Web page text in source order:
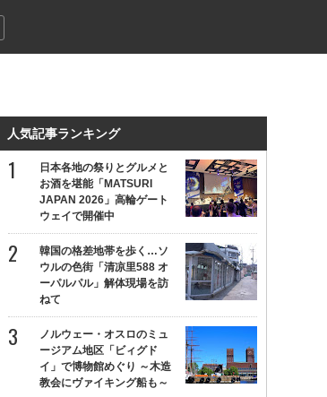
人気記事ランキング
日本各地の祭りとグルメと
お酒を堪能「MATSURI
JAPAN 2026」高輪ゲート
ウェイで開催中
韓国の格差地帯を歩く…ソ
ウルの色街「清凉里588 オ
ーパルパル」解体現場を訪
ねて
ノルウェー・オスロのミュ
ージアム地区「ビィグド
イ」で博物館めぐり ～木造
教会にヴァイキング船も～